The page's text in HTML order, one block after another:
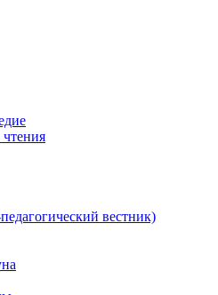
вестник)